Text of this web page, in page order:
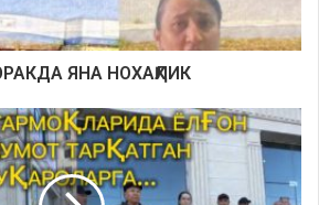
ЯНА НОХАҚЛИК